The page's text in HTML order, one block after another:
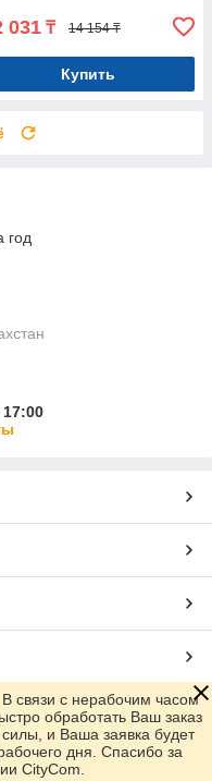
031 ₸ 14 154 ₸
Купить
год
связи с нерабочим часом
обработать Ваш заказ
и Ваша заявка будет
дня. Спасибо за
CityCom.